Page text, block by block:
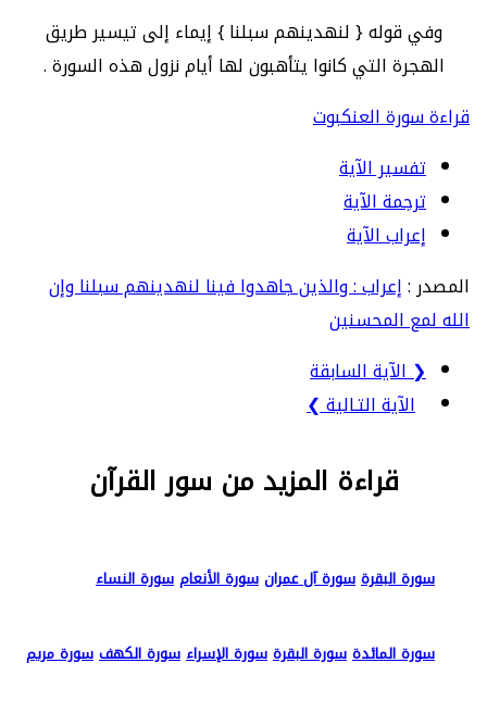
وفي قوله { لنهدينهم سبلنا } إيماء إلى تيسير طريق
الهجرة التي كانوا يتأهبون لها أيام نزول هذه السورة .
قراءة سورة العنكبوت
تفسير الآية
ترجمة الآية
إعراب الآية
المصدر :إعراب : والذين جاهدوا فينا لنهدينهم سبلنا وإن
الله لمع المحسنين
❮ الآية السابقة
الآية التـالية ❯
قراءة المزيد من سور القرآن
سورة البقرة سورة آل عمران سورة الأنعام سورة النساء
سورة المائدة سورة البقرة سورة الإسراء سورة الكهف سورة مريم